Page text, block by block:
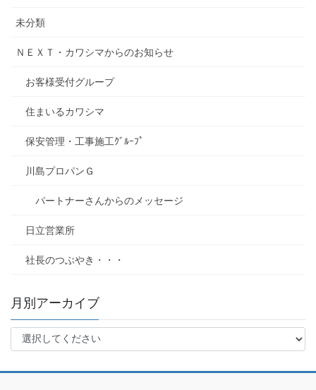
未分類
ＮＥＸＴ・カワシマからのお知らせ
お客様受付グループ
住まいるカワシマ
保安管理・工事施工ｸﾞﾙｰﾌﾟ
川島プロパンＧ
パートナーさんからのメッセージ
日立営業所
社長のつぶやき・・・
月別アーカイブ